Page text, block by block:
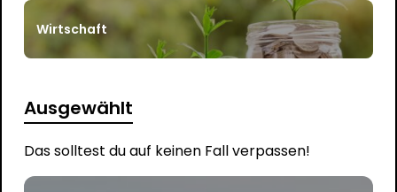
Wirtschaft
Ausgewählt
Das solltest du auf keinen Fall verpassen!